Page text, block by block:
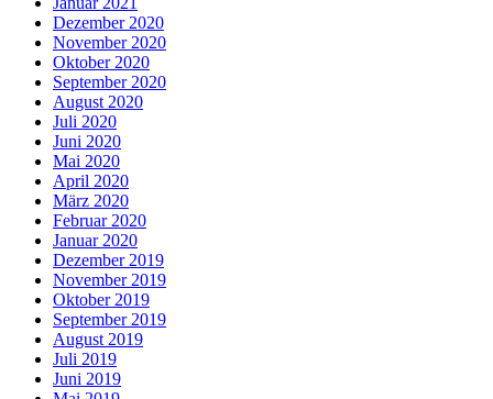
Dezember 2020
November 2020
Oktober 2020
September 2020
August 2020
Juli 2020
Juni 2020
Mai 2020
April 2020
März 2020
Februar 2020
Januar 2020
Dezember 2019
November 2019
Oktober 2019
September 2019
August 2019
Juli 2019
Juni 2019